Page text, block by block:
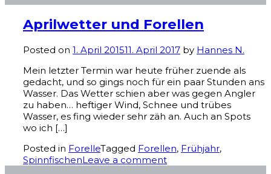
Aprilwetter und Forellen
Posted on 1. April 201511. April 2017 by Hannes N.
Mein letzter Termin war heute früher zuende als
gedacht, und so gings noch für ein paar Stunden ans
Wasser. Das Wetter schien aber was gegen Angler
zu haben… heftiger Wind, Schnee und trübes
Wasser, es fing wieder sehr zäh an. Auch an Spots
wo ich […]
Posted in ForelleTagged Forellen, Frühjahr,
SpinnfischenLeave a comment